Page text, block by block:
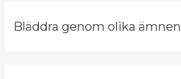
Bläddra genom olika ämnen